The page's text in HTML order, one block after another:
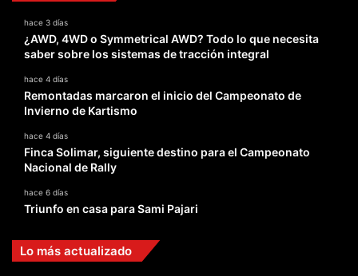
hace 3 días
¿AWD, 4WD o Symmetrical AWD? Todo lo que necesita
saber sobre los sistemas de tracción integral
hace 4 días
Remontadas marcaron el inicio del Campeonato de
Invierno de Kartismo
hace 4 días
Finca Solimar, siguiente destino para el Campeonato
Nacional de Rally
hace 6 días
Triunfo en casa para Sami Pajari
Lo más actualizado